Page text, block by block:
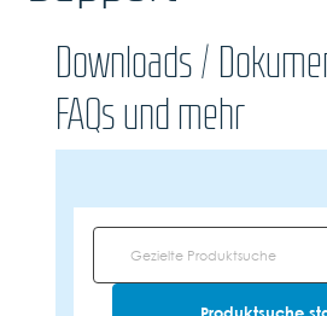
Downloads /
FAQs und mehr